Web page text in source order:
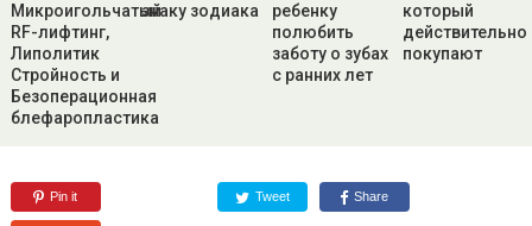
Микроигольчатый
RF-лифтинг,
Липолитик
Стройность и
Безоперационная
блефаропластика
знаку зодиака
ребенку
полюбить
заботу о зубах
с ранних лет
который
действительно
покупают
Pin it Tweet Share